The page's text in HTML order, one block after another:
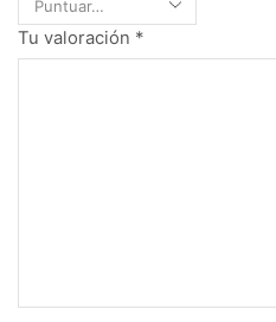
Tu valoración *